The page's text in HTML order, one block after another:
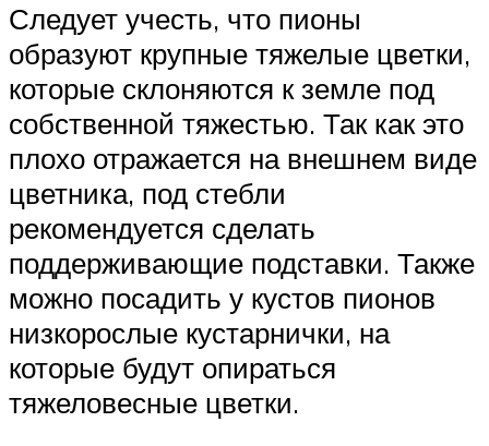
Следует учесть, что пионы
образуют крупные тяжелые цветки,
которые склоняются к земле под
собственной тяжестью. Так как это
плохо отражается на внешнем виде
цветника, под стебли
рекомендуется сделать
поддерживающие подставки. Также
можно посадить у кустов пионов
низкорослые кустарнички, на
которые будут опираться
тяжеловесные цветки.